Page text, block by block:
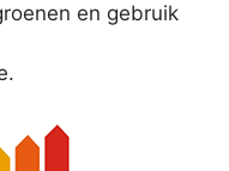
en gebruik